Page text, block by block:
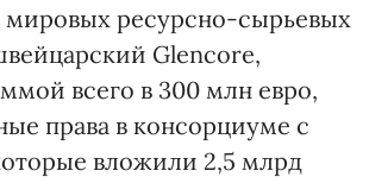
ресурсно-сырьевых
Glencore,
всего в 300 млн евро,
права в консорциуме с
вложили 2,5 млрд